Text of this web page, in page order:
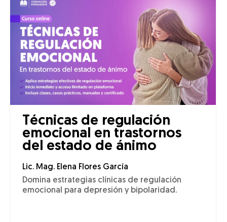
Técnicas de regulación
emocional en trastornos
del estado de ánimo
Lic. Mag. Elena Flores García
Domina estrategias clínicas de regulación
emocional para depresión y bipolaridad.